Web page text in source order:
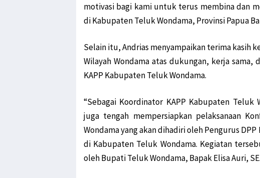
motivasi bagi kami untuk terus membina dan
di Kabupaten Teluk Wondama, Provinsi Papua
Selain itu, Andrias menyampaikan terima kasih
Wilayah Wondama atas dukungan, kerja
KAPP Kabupaten Teluk Wondama.
“Sebagai Koordinator KAPP Kabupaten
juga tengah mempersiapkan pelaksanaan
Wondama yang akan dihadiri oleh Pengurus DPP
di Kabupaten Teluk Wondama. Kegiatan
oleh Bupati Teluk Wondama, Bapak Elisa Auri,